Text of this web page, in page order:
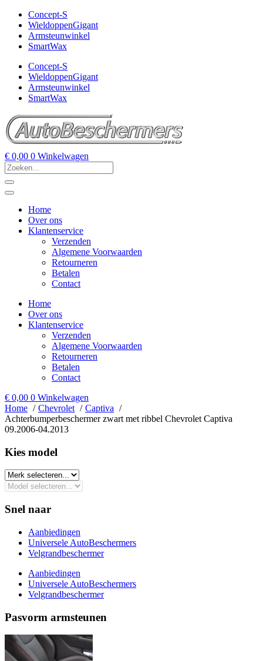
Concept-S
WieldoppenGigant
Armsteunwinkel
SmartWax
Concept-S
WieldoppenGigant
Armsteunwinkel
SmartWax
€ 0,00 0 Winkelwagen
Home
Over ons
Klantenservice
Verzenden
Algemene Voorwaarden
Retourneren
Betalen
Contact
Home
Over ons
Klantenservice
Verzenden
Algemene Voorwaarden
Retourneren
Betalen
Contact
€ 0,00 0 Winkelwagen
Home
Chevrolet
Captiva
Achterbumperbeschermer zwart met ribbel Chevrolet Captiva
09.2006-04.2013
Kies model​
Snel naar
Aanbiedingen
Universele AutoBeschermers
Velgrandbeschermer
Aanbiedingen
Universele AutoBeschermers
Velgrandbeschermer
Pasvorm armsteunen